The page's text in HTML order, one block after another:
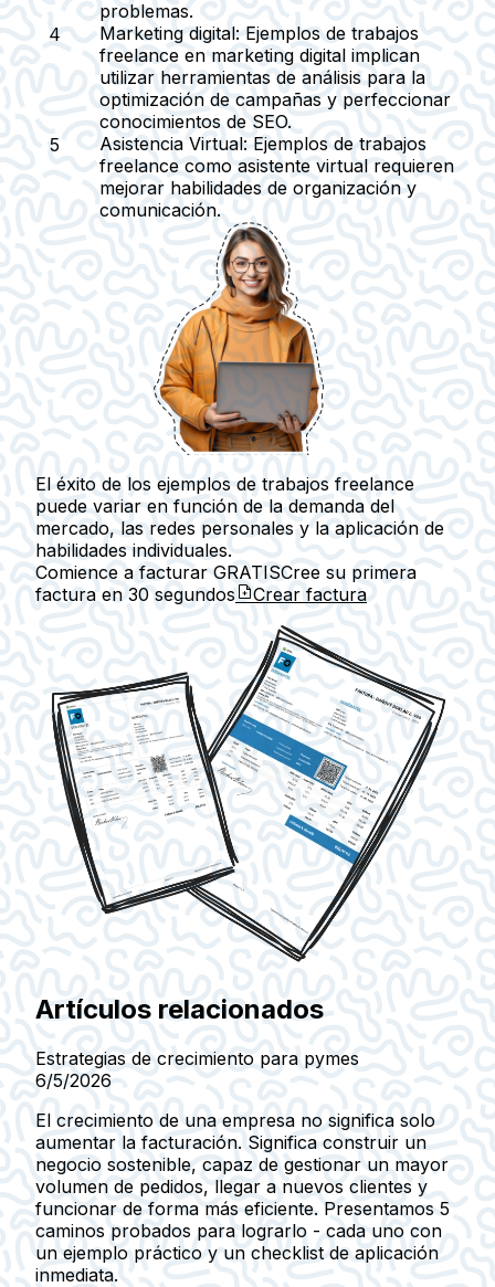
problemas.
Marketing digital: Ejemplos de trabajos
freelance en marketing digital implican
utilizar herramientas de análisis para la
optimización de campañas y perfeccionar
conocimientos de SEO.
Asistencia Virtual: Ejemplos de trabajos
freelance como asistente virtual requieren
mejorar habilidades de organización y
comunicación.
El éxito de los ejemplos de trabajos freelance
puede variar en función de la demanda del
mercado, las redes personales y la aplicación de
habilidades individuales.
Comience a facturar GRATISCree su primera
factura en 30 segundos Crear factura
Artículos relacionados
Estrategias de crecimiento para pymes
6/5/2026
El crecimiento de una empresa no significa solo
aumentar la facturación. Significa construir un
negocio sostenible, capaz de gestionar un mayor
volumen de pedidos, llegar a nuevos clientes y
funcionar de forma más eficiente. Presentamos 5
caminos probados para lograrlo - cada uno con
un ejemplo práctico y un checklist de aplicación
inmediata.